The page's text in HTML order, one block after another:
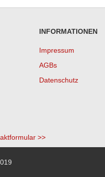
INFORMATIONEN
Impressum
AGBs
Datenschutz
>>